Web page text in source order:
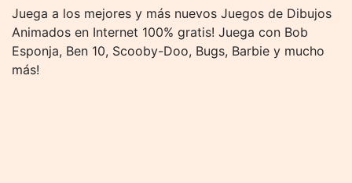
Juega a los mejores y más nuevos Juegos de Dibujos
Animados en Internet 100% gratis! Juega con Bob
Esponja, Ben 10, Scooby-Doo, Bugs, Barbie y mucho
más!